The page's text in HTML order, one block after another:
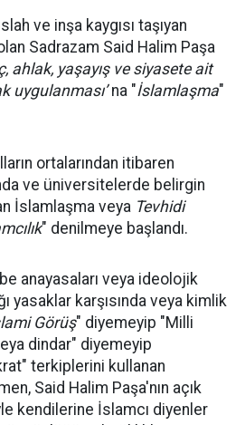
ve inşa kaygısı taşıyan
Sadrazam Said Halim Paşa
ahlak, yaşayış ve siyasete ait
uygulanması’na "İslamlaşma"
ortalarından itibaren
ve üniversitelerde belirgin
İslamlaşma veya Tevhidi
" denilmeye başlandı.
anayasaları veya ideolojik
yasaklar karşısında veya kimlik
Görüş" diyemeyip "Milli
dindar" diyemeyip
terkiplerini kullanan
Said Halim Paşa'nın açık
kendilerine İslamcı diyenler